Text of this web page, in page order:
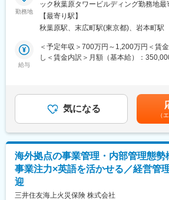
英語力や業界知見を活かせます
■教育体制
プログラム
■想定されるキャリアパス
海外拠点でのマネジメントや事業開発
プ
■企業の特徴/魅力
みずほグループなど大手企業が主要株
ち、金融とサービスの両面で新たな価値
してご活躍いただきます。入社後1～2
拠点支援や管理業務、営業案件支援など
業務を経験し、幅広い知見を習得してい
■業務詳細
行、審査業務
・海外現地法人やパートナー企業との連
ジメント業務
■組織構成
し、日系有力パートナーや海外優良企業
勤務地
ック秋葉原タワービルディング勤務地
動喫煙対策：屋内全面禁煙＜勤務地詳細
所：海外 アメリカ合衆国 受動喫煙対策
【最寄り駅】
秋葉原駅、末広町駅(東京都)、岩本町駅
給与
＜予定年収＞700万円～1,200万円＜賃
し＜賃金内訳＞月額（基本給）：
する可能性があります。月給(月額)は
気になる
（
海外拠点の事業管理・内部管理態
事業注力×英語を活かせる／経営管
迎
三井住友海上火災保険 株式会社